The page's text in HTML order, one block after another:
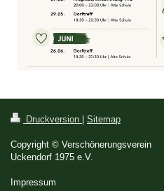
Druckversion Sitemap
Copyright © Verschönerungsverein
Uckendorf 1975 e.V.
Impressum